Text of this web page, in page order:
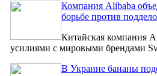
Компания Alibaba
борьбе против
Китайская компания
усилиями с мировыми брендами
В Украине бананы